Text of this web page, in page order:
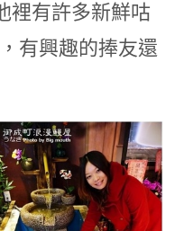
裡有許多新鮮咕
有興趣的捧友還